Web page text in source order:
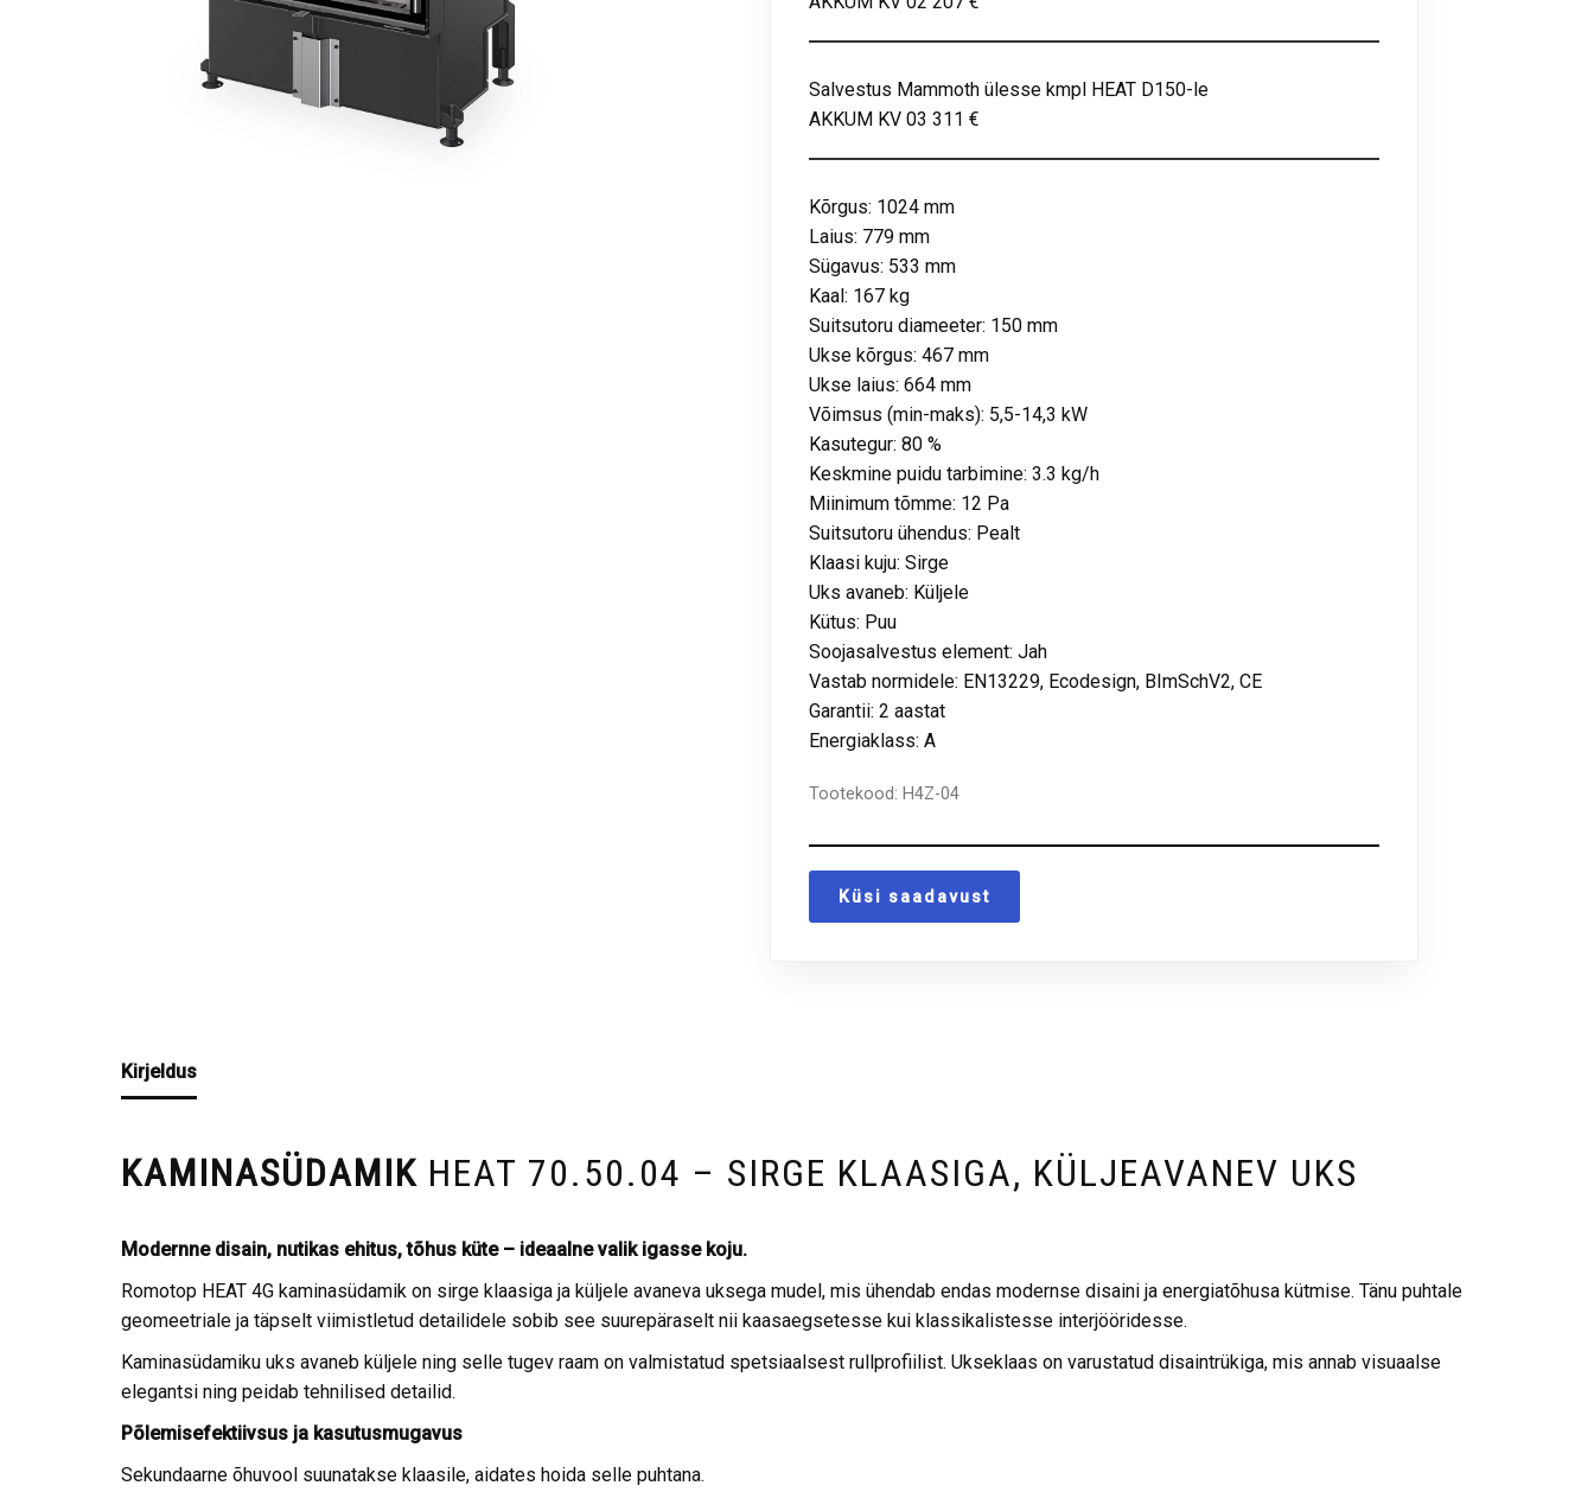
Salvestus Mammoth ülesse kmpl HEAT D150-le
AKKUM KV 03 311 €
Kõrgus: 1024 mm
Laius: 779 mm
Sügavus: 533 mm
Kaal: 167 kg
Suitsutoru diameeter: 150 mm
Ukse kõrgus: 467 mm
Ukse laius: 664 mm
Võimsus (min-maks): 5,5-14,3 kW
Kasutegur: 80 %
Keskmine puidu tarbimine: 3.3 kg/h
Miinimum tõmme: 12 Pa
Suitsutoru ühendus: Pealt
Klaasi kuju: Sirge
Uks avaneb: Küljele
Kütus: Puu
Soojasalvestus element: Jah
Vastab normidele: EN13229, Ecodesign, BImSchV2, CE
Garantii: 2 aastat
Energiaklass: A
Tootekood:H4Z-04
Küsi saadavust
Kirjeldus
KAMINASÜDAMIK HEAT 70.50.04 – SIRGE KLAASIGA, KÜLJEAVANEV UKS
Modernne disain, nutikas ehitus, tõhus küte – ideaalne valik igasse koju.
Romotop HEAT 4G kaminasüdamik on sirge klaasiga ja küljele avaneva uksega mudel, mis ühendab endas modernse disaini ja energiatõhusa kütmise. Tänu puhtale
geomeetriale ja täpselt viimistletud detailidele sobib see suurepäraselt nii kaasaegsetesse kui klassikalistesse interjööridesse.
Kaminasüdamiku uks avaneb küljele ning selle tugev raam on valmistatud spetsiaalsest rullprofiilist. Ukseklaas on varustatud disaintrükiga, mis annab visuaalse
elegantsi ning peidab tehnilised detailid.
Põlemisefektiivsus ja kasutusmugavus
Sekundaarne õhuvool suunatakse klaasile, aidates hoida selle puhtana.